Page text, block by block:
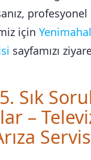
profesyonel
için
sayfamızı
5. Sık
–